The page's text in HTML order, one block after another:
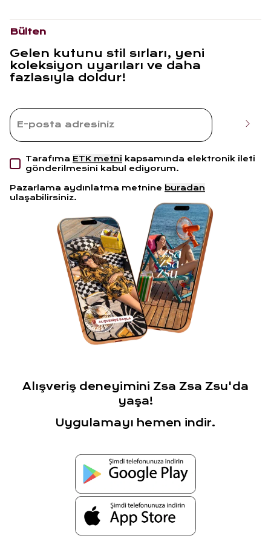
Bülten
Gelen kutunu stil sırları, yeni
koleksiyon uyarıları ve daha
fazlasıyla doldur!
Tarafıma ETK metni kapsamında elektronik ileti
gönderilmesini kabul ediyorum.
Pazarlama aydınlatma metnine buradan
ulaşabilirsiniz.
Alışveriş deneyimini Zsa Zsa Zsu'da
yaşa!
Uygulamayı hemen indir.